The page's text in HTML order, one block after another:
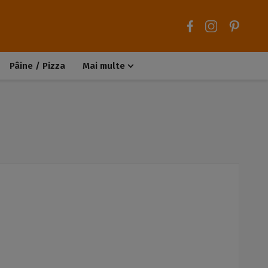
Pâine / Pizza Mai multe